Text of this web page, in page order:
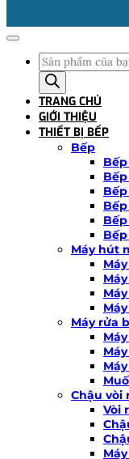
Tìm
kiếm
sản
phẩm
TRANG CHỦ
GIỚI THIỆU
THIẾT BỊ BẾP
Bếp
Máy hút
Máy rửa
Chậu vòi
Vòi